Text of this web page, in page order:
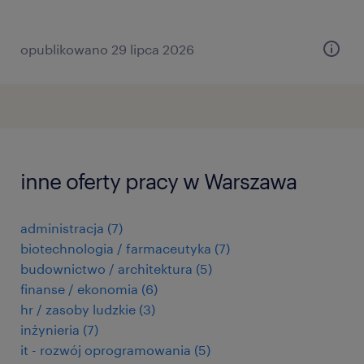
opublikowano 29 lipca 2026
inne oferty pracy w Warszawa
administracja (7)
biotechnologia / farmaceutyka (7)
budownictwo / architektura (5)
finanse / ekonomia (6)
hr / zasoby ludzkie (3)
inżynieria (7)
it - rozwój oprogramowania (5)